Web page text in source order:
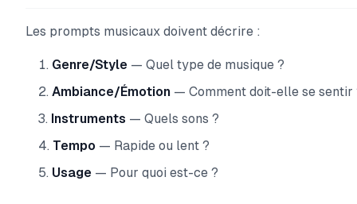
Les prompts musicaux doivent décrire :
Genre/Style — Quel type de musique ?
Ambiance/Émotion — Comment doit-elle se sentir
Instruments — Quels sons ?
Tempo — Rapide ou lent ?
Usage — Pour quoi est-ce ?